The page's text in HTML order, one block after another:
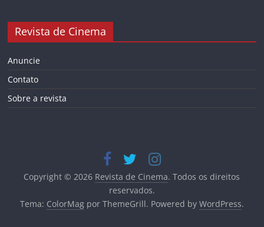
Revista de Cinema
Anuncie
Contato
Sobre a revista
Copyright © 2026 Revista de Cinema. Todos os direitos
reservados.
Tema: ColorMagpor ThemeGrill. Powered by WordPress.